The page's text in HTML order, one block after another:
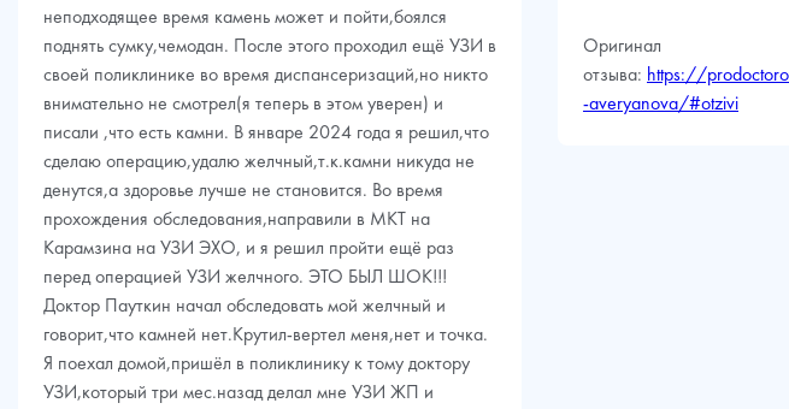
неподходящее время камень может и пойти,боялся
поднять сумку,чемодан. После этого проходил ещё УЗИ в
своей поликлинике во время диспансеризаций,но никто
внимательно не смотрел(я теперь в этом уверен) и
писали ,что есть камни. В январе 2024 года я решил,что
сделаю операцию,удалю желчный,т.к.камни никуда не
денутся,а здоровье лучше не становится. Во время
прохождения обследования,направили в МКТ на
Карамзина на УЗИ ЭХО, и я решил пройти ещё раз
перед операцией УЗИ желчного. ЭТО БЫЛ ШОК!!!
Доктор Пауткин начал обследовать мой желчный и
говорит,что камней нет.Крутил-вертел меня,нет и точка.
Я поехал домой,пришёл в поликлинику к тому доктору
УЗИ,который три мес.назад делал мне УЗИ ЖП и
Оригинал
отзыва: https://
-averyanova/#otzivi